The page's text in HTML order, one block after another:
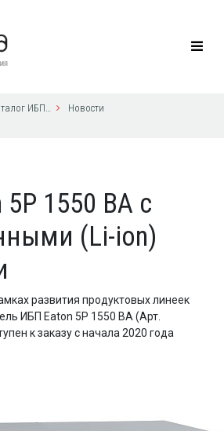
ИБП Eaton Powerware
Новости
1550 ВА с
(Li-ion)
развития продуктовых линеек
ИБП Eaton 5P 1550 ВА (Арт.
к заказу с начала 2020 года